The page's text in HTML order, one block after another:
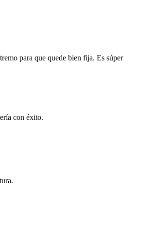
para que quede bien fija. Es súper
con éxito.